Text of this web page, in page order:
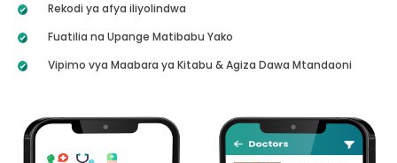
Rekodi ya afya iliyolindwa
Fuatilia na Upange Matibabu Yako
Vipimo vya Maabara ya Kitabu & Agiza Dawa Mtandaoni